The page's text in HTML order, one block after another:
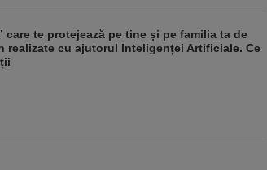
care te protejează pe tine și pe familia ta de
realizate cu ajutorul Inteligenței Artificiale. Ce